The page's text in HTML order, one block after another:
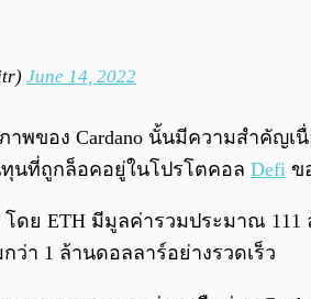
June 14, 2022
พของ Cardano นั้นมีความสำคัญ
ทุนที่ถูกล็อคอยู่ในโปรโตคอล Defi ข
โดย ETH มีมูลค่ารวมประมาณ
ว่า 1 ล้านดอลลาร์อย่างรวดเร็ว